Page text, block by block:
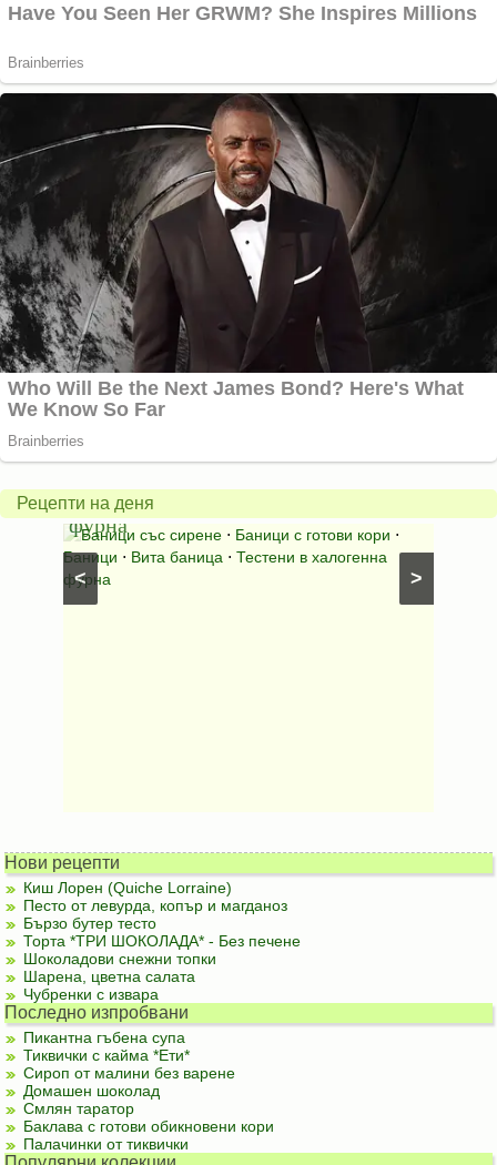
Рецепти на деня
>
<
Вита
баница
в
халогенна
фурна
Баници със сирене ⋅ Баници с готови кори ⋅
Баници ⋅ Вита баница ⋅ Тестени в халогенна
фурна
за
Нови рецепти
Киш Лорен (Quiche Lorraine)
Песто от левурда, копър и магданоз
Бързо бутер тесто
Торта *ТРИ ШОКОЛАДА* - Без печене
Шоколадови снежни топки
Шарена, цветна салата
Чубренки с извара
Последно изпробвани
Пикантна гъбена супа
Тиквички с кайма *Ети*
Сироп от малини без варене
Домашен шоколад
Смлян таратор
Баклава с готови обикновени кори
Палачинки от тиквички